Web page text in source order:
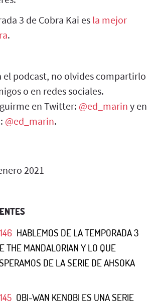
3 de Cobra Kai es la mejor
.
el podcast, no olvides compartirlo
o en redes sociales.
en Twitter: @ed_marin y en
@ed_marin.
2021
HABLEMOS DE LA TEMPORADA 3
THE MANDALORIAN Y LO QUE
DE LA SERIE DE AHSOKA
OBI-WAN KENOBI ES UNA SERIE